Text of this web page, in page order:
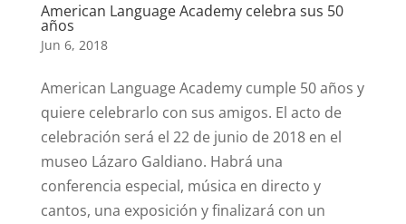
American Language Academy celebra sus 50
años
Jun 6, 2018
American Language Academy cumple 50 años y
quiere celebrarlo con sus amigos. El acto de
celebración será el 22 de junio de 2018 en el
museo Lázaro Galdiano. Habrá una
conferencia especial, música en directo y
cantos, una exposición y finalizará con un